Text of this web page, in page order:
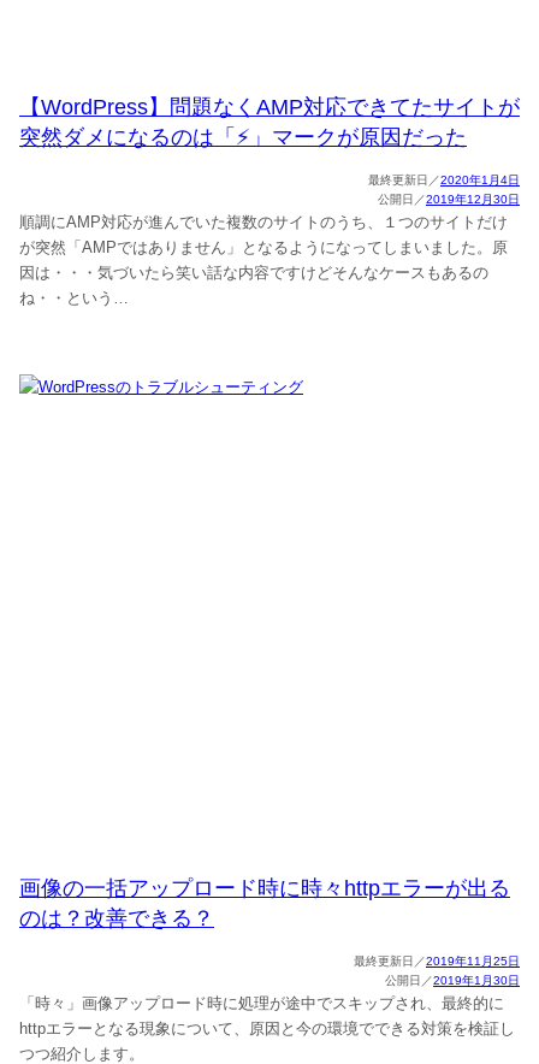
【WordPress】問題なくAMP対応できてたサイトが
突然ダメになるのは「⚡」マークが原因だった
2020年1月4日
2019年12月30日
順調にAMP対応が進んでいた複数のサイトのうち、１つのサイトだけ
が突然「AMPではありません」となるようになってしまいました。原
因は・・・気づいたら笑い話な内容ですけどそんなケースもあるの
ね・・という…
画像の一括アップロード時に時々httpエラーが出る
のは？改善できる？
2019年11月25日
2019年1月30日
「時々」画像アップロード時に処理が途中でスキップされ、最終的に
httpエラーとなる現象について、原因と今の環境でできる対策を検証し
つつ紹介します。